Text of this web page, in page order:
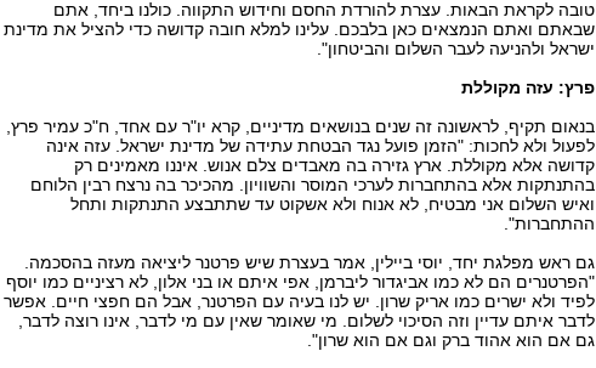
טובה לקראת הבאות. עצרת להורדת החסם וחידוש התקווה. כולנו ביחד, אתם
שבאתם ואתם הנמצאים כאן בלבכם. עלינו למלא חובה קדושה כדי להציל את מדינת
ישראל ולהניעה לעבר השלום והביטחון".
פרץ: עזה מקוללת
בנאום תקיף, לראשונה זה שנים בנושאים מדיניים, קרא יו"ר עם אחד, ח"כ עמיר פרץ,
לפעול ולא לחכות: "הזמן פועל נגד הבטחת עתידה של מדינת ישראל. עזה אינה
קדושה אלא מקוללת. ארץ גזירה בה מאבדים צלם אנוש. איננו מאמינים רק
בהתנתקות אלא בהתחברות לערכי המוסר והשוויון. מהכיכר בה נרצח רבין הלוחם
ואיש השלום אני מבטיח, לא אנוח ולא אשקוט עד שתתבצע התנתקות ותחל
ההתחברות".
גם ראש מפלגת יחד, יוסי ביילין, אמר בעצרת שיש פרטנר ליציאה מעזה בהסכמה.
"הפרטנרים הם לא כמו אביגדור ליברמן, אפי איתם או בני אלון, לא רציניים כמו יוסף
לפיד ולא ישרים כמו אריק שרון. יש לנו בעיה עם הפרטנר, אבל הם חפצי חיים. אפשר
לדבר איתם עדיין וזה הסיכוי לשלום. מי שאומר שאין עם מי לדבר, אינו רוצה לדבר,
גם אם הוא אהוד ברק וגם אם הוא שרון".